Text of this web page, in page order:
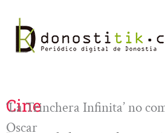
contenido
Cine
‘La Trinchera Infinita’ no
Oscar